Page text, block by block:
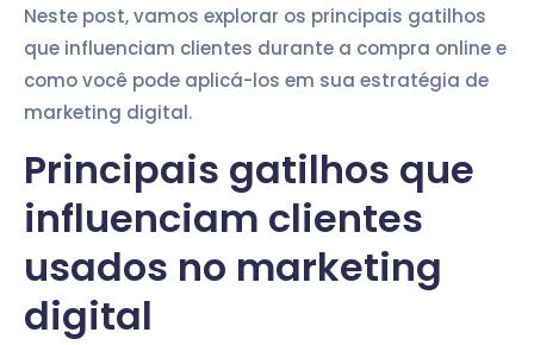
Neste post, vamos explorar os principais gatilhos
que influenciam clientes durante a compra online e
como você pode aplicá-los em sua estratégia de
marketing digital.
Principais gatilhos que
influenciam clientes
usados no marketing
digital